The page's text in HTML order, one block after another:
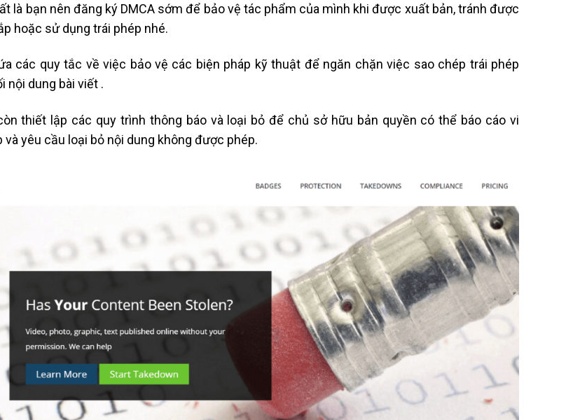
là bạn nên đăng ký DMCA sớm để bảo vệ tác phẩm của mình khi được xuất bản, tránh được
hoặc sử dụng trái phép nhé.
các quy tắc về việc bảo vệ các biện pháp kỹ thuật để ngăn chặn việc sao chép trái phép
nội dung bài viết .
thiết lập các quy trình thông báo và loại bỏ để chủ sở hữu bản quyền có thể báo cáo vi
và yêu cầu loại bỏ nội dung không được phép.